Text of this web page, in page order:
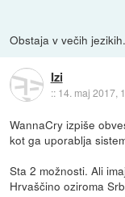
Obstaja v večih
Izi
:: 14. maj 2017,
WannaCry izpiše
kot ga uporablja
Sta 2 možnosti. Ali
Hrvaščino oziroma